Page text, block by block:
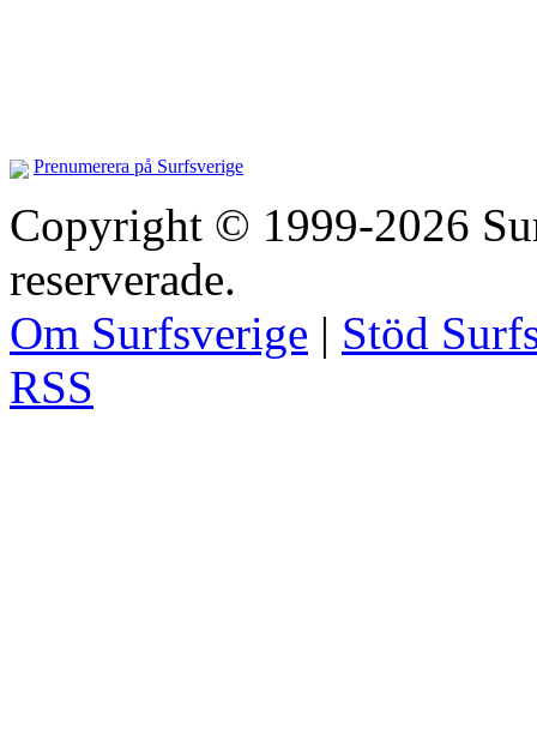
Prenumerera på Surfsverige
Copyright © 1999-2026
reserverade.
Om Surfsverige | Stöd
RSS